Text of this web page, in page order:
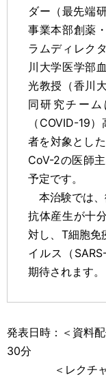
ダー（最先端
事業本部創薬
ラムディレク
川大学医学部
光教授（香川
同研究チー
（COVID-19
者を対象とし
CoV-2の医師
予定です。
本治験では、
抗体産生が十
対し、T細胞免
イルス（
期待されます。
発表日時：＜資料
30分
＜レクチャー